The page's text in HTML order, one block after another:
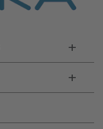
+
+